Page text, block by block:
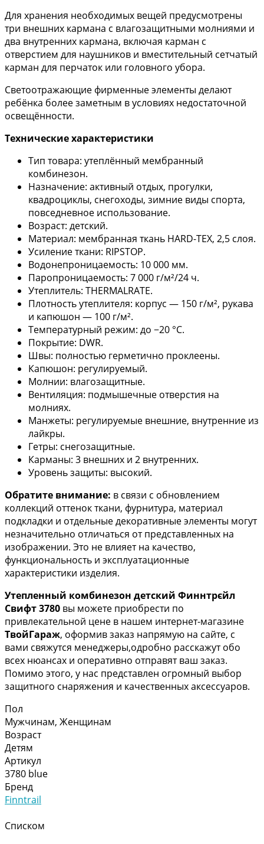
Для хранения необходимых вещей предусмотрены
три внешних кармана с влагозащитными молниями и
два внутренних кармана, включая карман с
отверстием для наушников и вместительный сетчатый
карман для перчаток или головного убора.
Светоотражающие фирменные элементы делают
ребёнка более заметным в условиях недостаточной
освещённости.
Технические характеристики
Тип товара: утеплённый мембранный
комбинезон.
Назначение: активный отдых, прогулки,
квадроциклы, снегоходы, зимние виды спорта,
повседневное использование.
Возраст: детский.
Материал: мембранная ткань HARD-TEX, 2,5 слоя.
Усиление ткани: RIPSTOP.
Водонепроницаемость: 10 000 мм.
Паропроницаемость: 7 000 г/м²/24 ч.
Утеплитель: THERMALRATE.
Плотность утеплителя: корпус — 150 г/м², рукава
и капюшон — 100 г/м².
Температурный режим: до −20 °С.
Покрытие: DWR.
Швы: полностью герметично проклеены.
Капюшон: регулируемый.
Молнии: влагозащитные.
Вентиляция: подмышечные отверстия на
молниях.
Манжеты: регулируемые внешние, внутренние из
лайкры.
Гетры: снегозащитные.
Карманы: 3 внешних и 2 внутренних.
Уровень защиты: высокий.
Обратите внимание: в связи с обновлением
коллекций оттенок ткани, фурнитура, материал
подкладки и отдельные декоративные элементы могут
незначительно отличаться от представленных на
изображении. Это не влияет на качество,
функциональность и эксплуатационные
характеристики изделия.
Утепленный комбинезон детский Финнтрєйл
Свифт 3780 вы можете приобрести по
привлекательной цене в нашем интернет-магазине
ТвойГараж, оформив заказ напрямую на сайте, с
вами свяжутся менеджеры,одробно расскажут обо
всех нюансах и оперативно отправят ваш заказ.
Помимо этого, у нас представлен огромный выбор
защитного снаряжения и качественных аксессуаров.
Пол
Мужчинам, Женщинам
Возраст
Детям
Артикул
3780 blue
Бренд
Finntrail
Списком